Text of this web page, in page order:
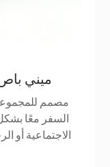
ميني
مصمم
السفر معًا